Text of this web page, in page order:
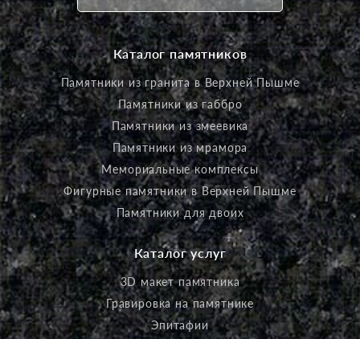
Каталог памятников
Памятники из гранита в Верхней Пышме
Памятники из габбро
Памятники из змеевика
Памятники из мрамора
Мемориальные комплексы
Фигурные памятники в Верхней Пышме
Памятники для двоих
Каталог услуг
3D макет памятника
Гравировка на памятнике
Эпитафии